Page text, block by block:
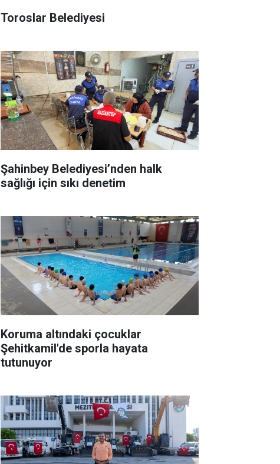
Toroslar Belediyesi
Şahinbey Belediyesi’nden halk
sağlığı için sıkı denetim
Koruma altındaki çocuklar
Şehitkamil'de sporla hayata
tutunuyor